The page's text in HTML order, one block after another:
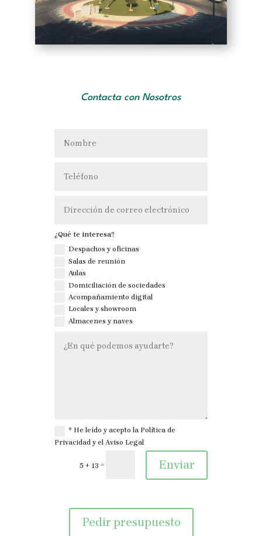
Contacta con Nosotros
¿Qué te interesa?
Despachos y oficinas
Salas de reunión
Aulas
Domiciliación de sociedades
Acompañamiento digital
Locales y showroom
Almacenes y naves
* He leído y acepto la Política de
Privacidad y el Aviso Legal
5 + 13 = Enviar
Pedir presupuesto